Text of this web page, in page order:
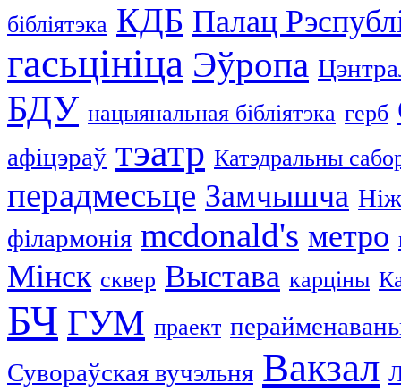
бібліятэка КДБ Палац
гасьцініца Эўропа
БДУ нацыянальная бібліятэка герб
афіцэраў тэатр Катэдральны
перадмесьце Замчышча
філармонія mcdonald's метро
Мінск сквер Выстава карціны
БЧ ГУМ праект
Сувораўская вучэльня Вакзал